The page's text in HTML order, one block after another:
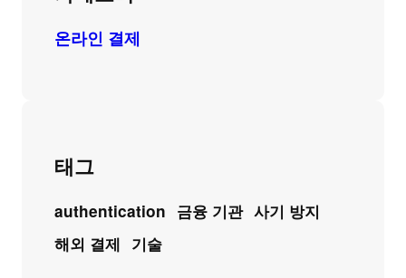
온라인 결제
태그
authentication 금융 기관 사기 방지
해외 결제 기술